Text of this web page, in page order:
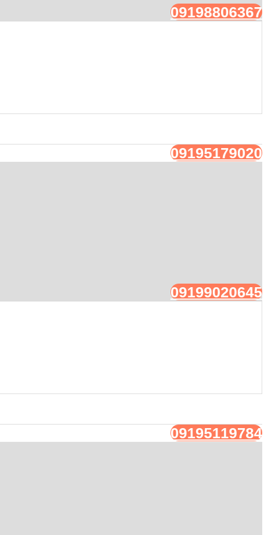
09198806367
09195179020
09199020645
09195119784